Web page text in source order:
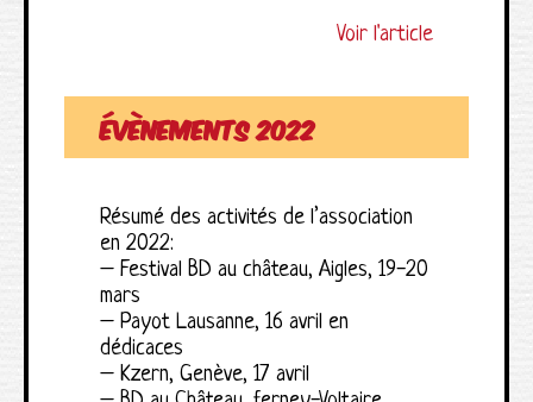
Voir l'article
évènements 2022
Résumé des activités de l’association
en 2022:
– Festival BD au château, Aigles, 19-20
mars
– Payot Lausanne, 16 avril en
dédicaces
– Kzern, Genève, 17 avril